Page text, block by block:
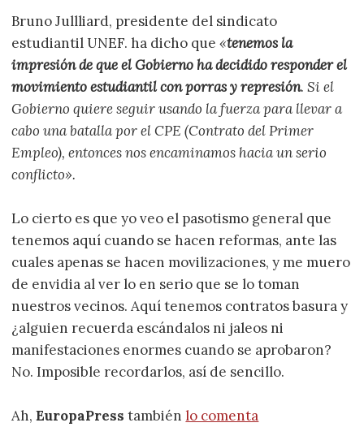
Bruno Jullliard, presidente del sindicato
estudiantil UNEF. ha dicho que«tenemos la
impresión de que el Gobierno ha decidido responder el
movimiento estudiantil con porras y represión. Si el
Gobierno quiere seguir usando la fuerza para llevar a
cabo una batalla por el CPE (Contrato del Primer
Empleo), entonces nos encaminamos hacia un serio
conflicto».
Lo cierto es que yo veo el pasotismo general que
tenemos aquí cuando se hacen reformas, ante las
cuales apenas se hacen movilizaciones, y me muero
de envidia al ver lo en serio que se lo toman
nuestros vecinos. Aquí tenemos contratos basura y
¿alguien recuerda escándalos ni jaleos ni
manifestaciones enormes cuando se aprobaron?
No. Imposible recordarlos, así de sencillo.
Ah,EuropaPress tambiénlo comenta